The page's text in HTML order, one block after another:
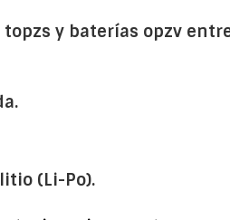
y baterías opzv
(Li-Po).